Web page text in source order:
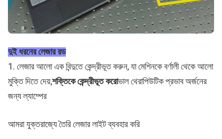
দুই ধরনের লেজার রড
1. লেজার আলো এক বিন্দুতে কেন্দ্রীভূত করুন, যা মেশিনকে বর্ণালী থেকে আলো
মুক্তি দিতে দেয়,শক্তিকে কেন্দ্রীভূত করোভাল থেরাপিউটিক প্রভাব অর্জনের
জন্য ল্যাম্পের
আমরা যুক্তরাজ্যে তৈরি লেজার লাইট ব্যবহার করি